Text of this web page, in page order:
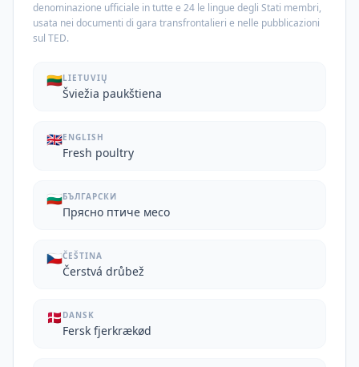
denominazione ufficiale in tutte e 24 le lingue degli Stati membri,
usata nei documenti di gara transfrontalieri e nelle pubblicazioni
sul TED.
🇱🇹LIETUVIŲ
Šviežia paukštiena
🇬🇧ENGLISH
Fresh poultry
🇧🇬БЪЛГАРСКИ
Прясно птиче месо
🇨🇿ČEŠTINA
Čerstvá drůbež
🇩🇰 DANSK
Fersk fjerkrækød